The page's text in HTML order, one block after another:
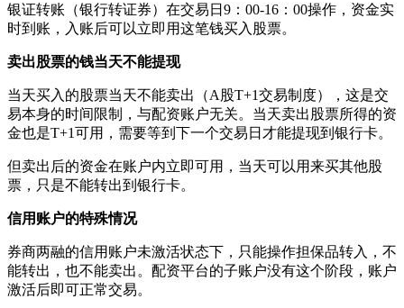
银证转账（银行转证券）在交易日9：00-16：00操作，资金实
时到账，入账后可以立即用这笔钱买入股票。
卖出股票的钱当天不能提现
当天买入的股票当天不能卖出（A股T+1交易制度），这是交
易本身的时间限制，与配资账户无关。当天卖出股票所得的资
金也是T+1可用，需要等到下一个交易日才能提现到银行卡。
但卖出后的资金在账户内立即可用，当天可以用来买其他股
票，只是不能转出到银行卡。
信用账户的特殊情况
券商两融的信用账户未激活状态下，只能操作担保品转入，不
能转出，也不能卖出。配资平台的子账户没有这个阶段，账户
激活后即可正常交易。